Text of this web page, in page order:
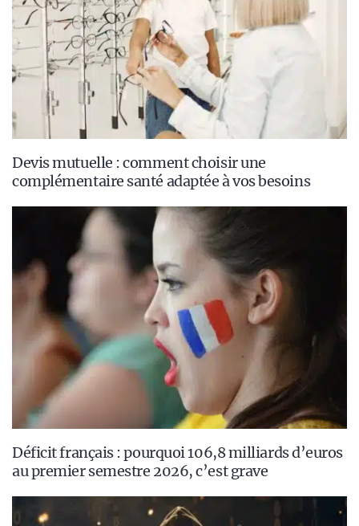
Devis mutuelle : comment choisir une
complémentaire santé adaptée à vos besoins
Déficit français : pourquoi 106,8 milliards d’euros
au premier semestre 2026, c’est grave